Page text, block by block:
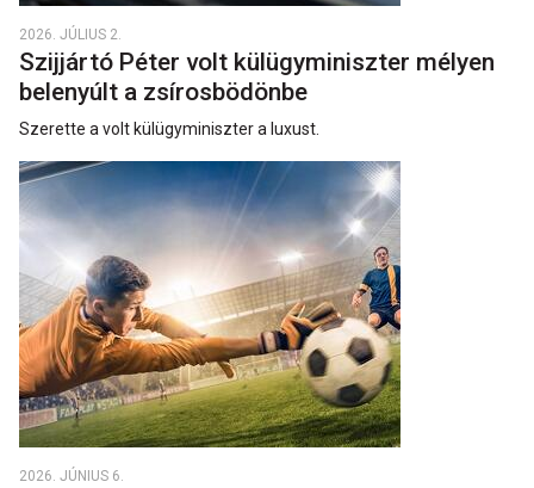
2026. JÚLIUS 2.
Szijjártó Péter volt külügyminiszter mélyen
belenyúlt a zsírosbödönbe
Szerette a volt külügyminiszter a luxust.
2026. JÚNIUS 6.